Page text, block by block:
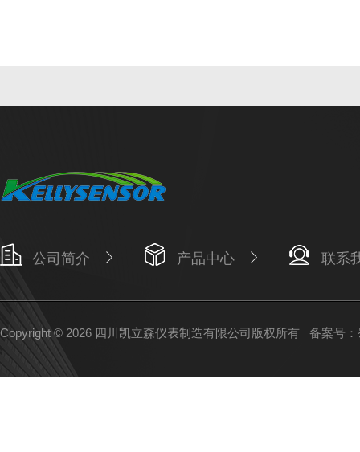
公司简介 产品中心 联系
Copyright © 2026 四川凯立森仪表制造有限公司版权所有 备案号：